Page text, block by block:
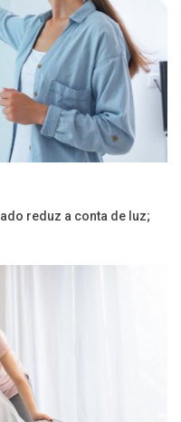
reduz a conta de luz;